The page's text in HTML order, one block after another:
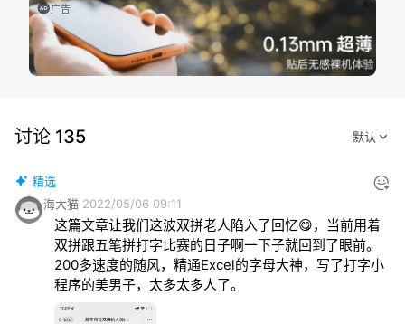
广告
讨论 135
精选
海大猫 2022/05/06 09:11
这篇文章让我们这波双拼老人陷入了回忆😋，当前用着
双拼跟五笔拼打字比赛的日子啊一下子就回到了眼前。
200多速度的随风，精通Excel的字母大神，写了打字小
程序的美男子，太多太多人了。